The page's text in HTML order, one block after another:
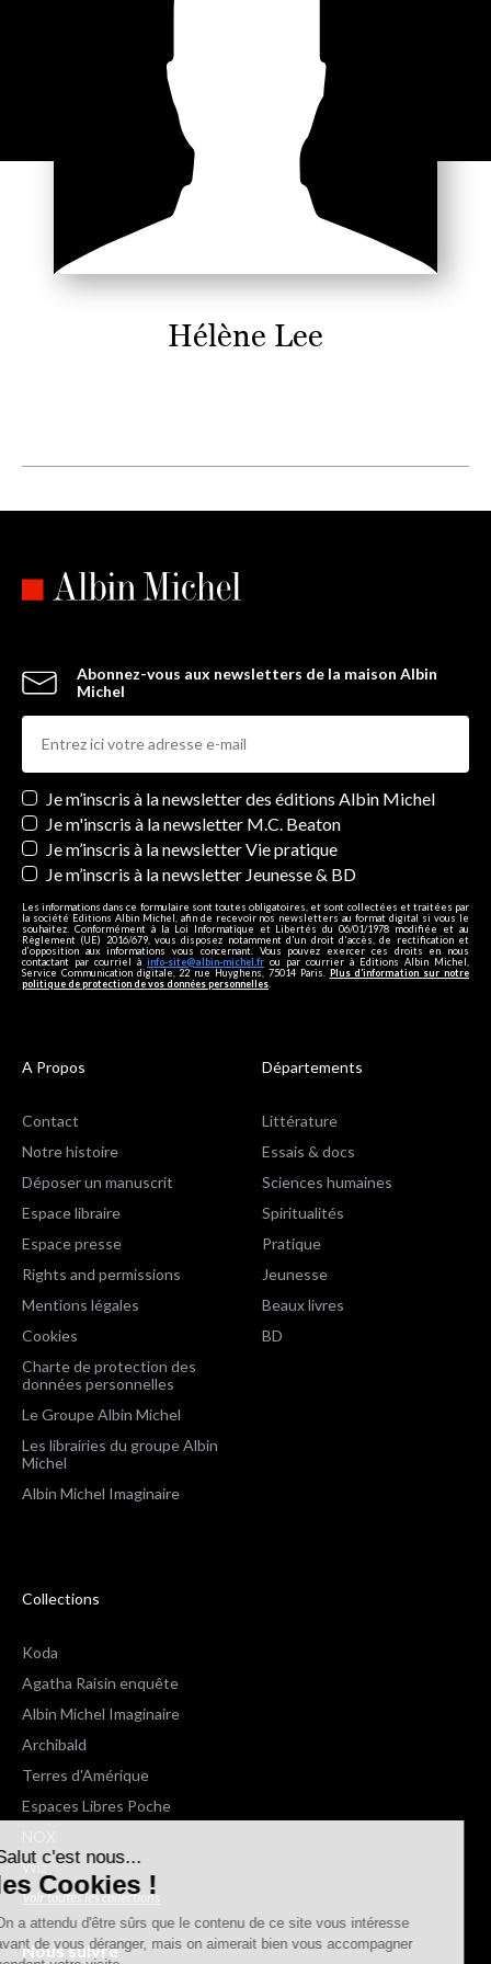
Salut c'est nous...
les Cookies !
On a attendu d'être sûrs que le contenu de ce site vous intéresse
avant de vous déranger, mais on aimerait bien vous accompagner
Hélène Lee
Abonnez-vous aux newsletters de la maison Albin
Michel
Newsletters
Je m’inscris à la newsletter des éditions Albin Michel
Je m'inscris à la newsletter M.C. Beaton
Je m’inscris à la newsletter Vie pratique
Je m’inscris à la newsletter Jeunesse & BD
Les informations dans ce formulaire sont toutes obligatoires, et sont collectées et traitées par
la société Editions Albin Michel, afin de recevoir nos newsletters au format digital si vous le
souhaitez. Conformément à la Loi Informatique et Libertés du 06/01/1978 modifiée et au
Règlement (UE) 2016/679, vous disposez notamment d'un droit d'accès, de rectification et
d’opposition aux informations vous concernant. Vous pouvez exercer ces droits en nous
contactant par courriel à info-site@albin-michel.fr ou par courrier à Editions Albin Michel,
Service Communication digitale, 22 rue Huyghens, 75014 Paris. Plus d’information sur notre
politique de protection de vos données personnelles
A Propos
Contact
Notre histoire
Déposer un manuscrit
Espace libraire
Espace presse
Rights and permissions
Mentions légales
Cookies
Charte de protection des
données personnelles
Le Groupe Albin Michel
Les librairies du groupe Albin
Michel
Albin Michel Imaginaire
Départements
Littérature
Essais & docs
Sciences humaines
Spiritualités
Pratique
Jeunesse
Beaux livres
BD
Collections
Koda
Agatha Raisin enquête
Albin Michel Imaginaire
Archibald
Terres d'Amérique
Espaces Libres Poche
Wiz
Voir toutes les collections
Nous suivre